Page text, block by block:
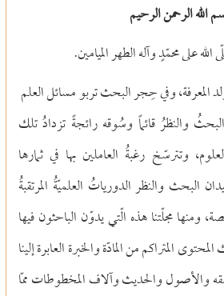
الله الرحمن الرحيم
على محمّدٍ وآله الطهر الميامين.
المعرفة، وفي حِجر البحث تربو مسائل العلم
والنظرُ قائماً وسُوقه رائجةً تزدادُ تلك
وتترسّخ رغبةُ العاملين بها في ثمارها
البحث والنظر الدورياتُ العلميّةُ المرتقبةُ
ومنها مجلّتنا هذه الّتي يدوّن الباحثون فيها
المتراكم من المادّة والخبرة العابرة إلينا
والأصول والحديث وآلاف المخطوطات ممّا